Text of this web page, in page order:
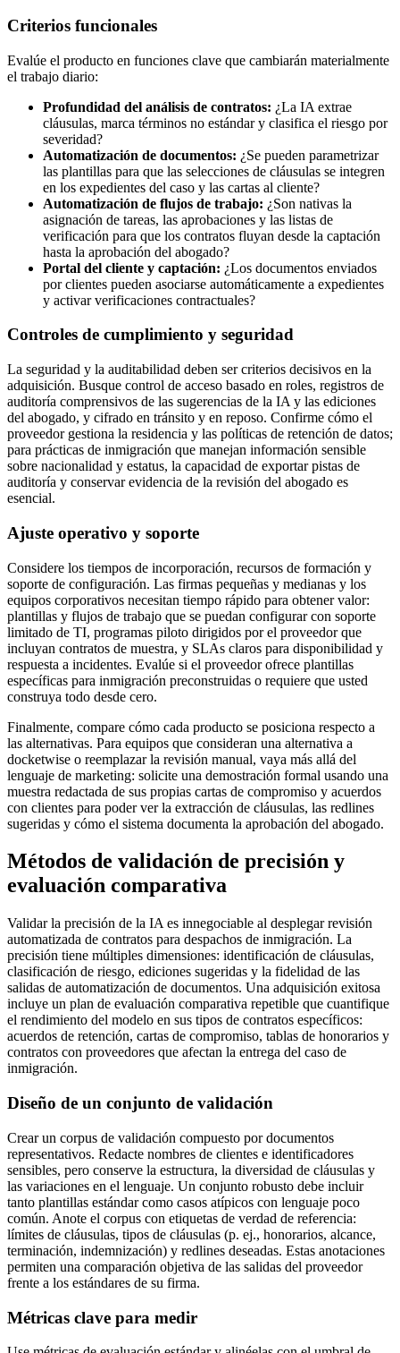
Criterios funcionales
Evalúe el producto en funciones clave que cambiarán materialmente
el trabajo diario:
Profundidad del análisis de contratos: ¿La IA extrae
cláusulas, marca términos no estándar y clasifica el riesgo por
severidad?
Automatización de documentos: ¿Se pueden parametrizar
las plantillas para que las selecciones de cláusulas se integren
en los expedientes del caso y las cartas al cliente?
Automatización de flujos de trabajo: ¿Son nativas la
asignación de tareas, las aprobaciones y las listas de
verificación para que los contratos fluyan desde la captación
hasta la aprobación del abogado?
Portal del cliente y captación: ¿Los documentos enviados
por clientes pueden asociarse automáticamente a expedientes
y activar verificaciones contractuales?
Controles de cumplimiento y seguridad
La seguridad y la auditabilidad deben ser criterios decisivos en la
adquisición. Busque control de acceso basado en roles, registros de
auditoría comprensivos de las sugerencias de la IA y las ediciones
del abogado, y cifrado en tránsito y en reposo. Confirme cómo el
proveedor gestiona la residencia y las políticas de retención de datos;
para prácticas de inmigración que manejan información sensible
sobre nacionalidad y estatus, la capacidad de exportar pistas de
auditoría y conservar evidencia de la revisión del abogado es
esencial.
Ajuste operativo y soporte
Considere los tiempos de incorporación, recursos de formación y
soporte de configuración. Las firmas pequeñas y medianas y los
equipos corporativos necesitan tiempo rápido para obtener valor:
plantillas y flujos de trabajo que se puedan configurar con soporte
limitado de TI, programas piloto dirigidos por el proveedor que
incluyan contratos de muestra, y SLAs claros para disponibilidad y
respuesta a incidentes. Evalúe si el proveedor ofrece plantillas
específicas para inmigración preconstruidas o requiere que usted
construya todo desde cero.
Finalmente, compare cómo cada producto se posiciona respecto a
las alternativas. Para equipos que consideran una alternativa a
docketwise o reemplazar la revisión manual, vaya más allá del
lenguaje de marketing: solicite una demostración formal usando una
muestra redactada de sus propias cartas de compromiso y acuerdos
con clientes para poder ver la extracción de cláusulas, las redlines
sugeridas y cómo el sistema documenta la aprobación del abogado.
Métodos de validación de precisión y
evaluación comparativa
Validar la precisión de la IA es innegociable al desplegar revisión
automatizada de contratos para despachos de inmigración. La
precisión tiene múltiples dimensiones: identificación de cláusulas,
clasificación de riesgo, ediciones sugeridas y la fidelidad de las
salidas de automatización de documentos. Una adquisición exitosa
incluye un plan de evaluación comparativa repetible que cuantifique
el rendimiento del modelo en sus tipos de contratos específicos:
acuerdos de retención, cartas de compromiso, tablas de honorarios y
contratos con proveedores que afectan la entrega del caso de
inmigración.
Diseño de un conjunto de validación
Crear un corpus de validación compuesto por documentos
representativos. Redacte nombres de clientes e identificadores
sensibles, pero conserve la estructura, la diversidad de cláusulas y
las variaciones en el lenguaje. Un conjunto robusto debe incluir
tanto plantillas estándar como casos atípicos con lenguaje poco
común. Anote el corpus con etiquetas de verdad de referencia:
límites de cláusulas, tipos de cláusulas (p. ej., honorarios, alcance,
terminación, indemnización) y redlines deseadas. Estas anotaciones
permiten una comparación objetiva de las salidas del proveedor
frente a los estándares de su firma.
Métricas clave para medir